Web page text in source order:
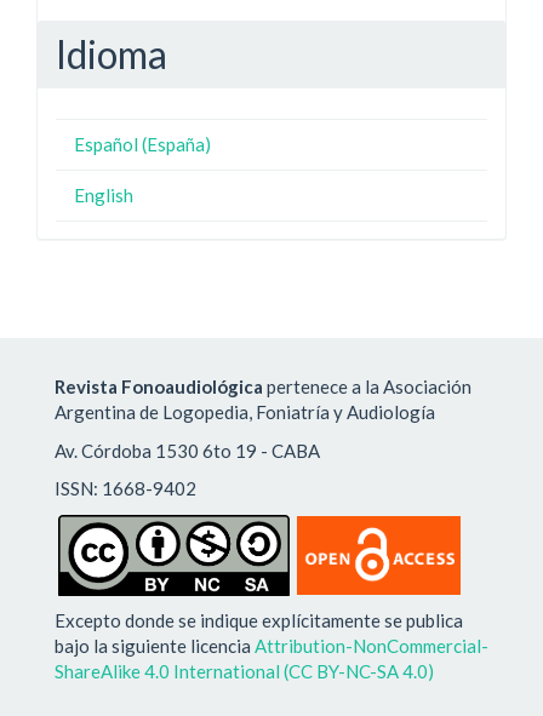
Idioma
Español (España)
English
Revista Fonoaudiológica pertenece a la Asociación
Argentina de Logopedia, Foniatría y Audiología
Av. Córdoba 1530 6to 19 - CABA
ISSN: 1668-9402
Excepto donde se indique explícitamente se publica
bajo la siguiente licencia Attribution-NonCommercial-
ShareAlike 4.0 International (CC BY-NC-SA 4.0)